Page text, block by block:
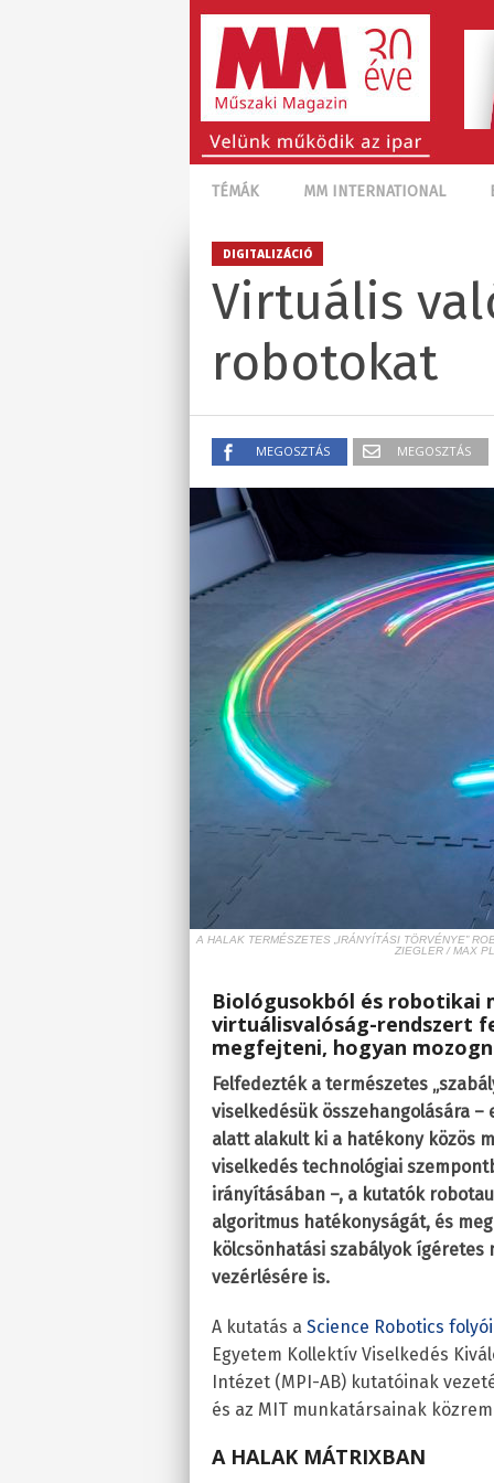
TÉMÁK MM INTERNATIONAL
DIGITALIZÁCIÓ
Virtuális
robotokat
MEGOSZTÁS MEGOSZTÁS
A HALAK TERMÉSZETES „IRÁNYÍTÁSI TÖRVÉNYE”
ZIEGLER / MAX
Biológusokból és
virtuálisvalóság-rendszert
megfejteni, hogyan
Felfedezték a természetes
viselkedésük összehangolására
alatt alakult ki a hatékony közös
viselkedés technológiai
irányításában –, a kutatók
algoritmus hatékonyságát, és
kölcsönhatási szabályok
vezérlésére is.
A kutatás a Science Robotics
Egyetem Kollektív Viselkedés
Intézet (MPI-AB) kutatóinak
és az MIT munkatársainak
A HALAK MÁTRIXBAN